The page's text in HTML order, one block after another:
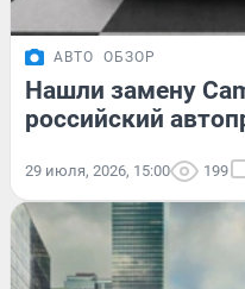
АВТО ОБЗОР
Нашли замену
российский
29 июля, 2026, 15:00 199